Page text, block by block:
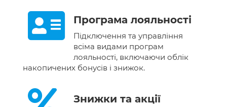
Програма лояльності
Підключення та управління
всіма видами програм
лояльності, включаючи облік
накопичених бонусів і знижок.
Знижки та акції